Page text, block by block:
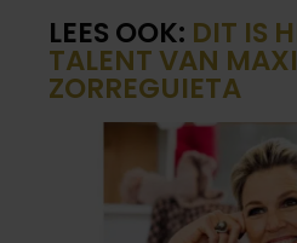
LEES OOK: DIT IS
TALENT VAN
ZORREGUIETA